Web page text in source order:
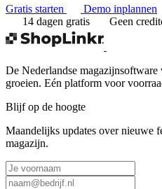
Gratis starten
Demo inplannen
14 dagen gratis
Geen
De Nederlandse
groeien. Eén platform voor
Blijf op de hoogte
Maandelijks updates over nieuwe
magazijn.